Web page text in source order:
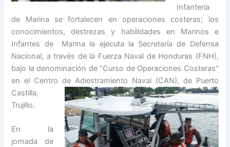
Infantería
de Marina se fortalecen en operaciones costeras; los
conocimientos, destrezas y habilidades en Marinos e
Infantes de Marina la ejecuta la Secretaría de Defensa
Nacional, a través de la Fuerza Naval de Honduras (FNH),
bajo la denominación de “Curso de Operaciones Costeras”
en el Centro de Adiestramiento Naval (CAN), de Puerto
Castilla,
Trujillo.
En la
jornada de